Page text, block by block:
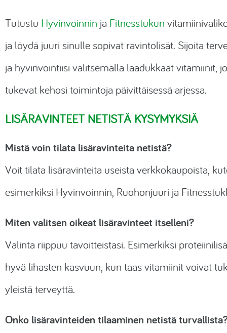
Tutustu Hyvinvoinnin ja Fitnesstukun
ja löydä juuri sinulle sopivat ravintolisät. Sijoita
ja hyvinvointiisi valitsemalla laadukkaat vitamiinit,
tukevat kehosi toimintoja päivittäisessä arjessa.
LISÄRAVINTEET NETISTÄ KYSYMYKSIÄ
Mistä voin tilata lisäravinteita netistä?
Voit tilata lisäravinteita useista verkkokaupoista,
esimerkiksi Hyvinvoinnin, Ruohonjuuri ja
Miten valitsen oikeat lisäravinteet itselleni?
Valinta riippuu tavoitteistasi. Esimerkiksi
hyvä lihasten kasvuun, kun taas vitamiinit voivat
yleistä terveyttä.
Onko lisäravinteiden tilaaminen netistä